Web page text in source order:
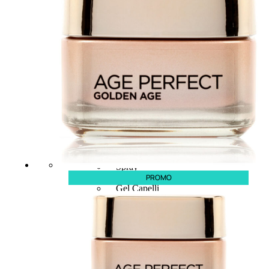
Shampoo
Balsamo
Mousse
Olii Capelli
Maschere
Lozioni
Fiale
Spray
Cera e Crema
Gel Capelli
Colorazione
Shampoo
PROMO